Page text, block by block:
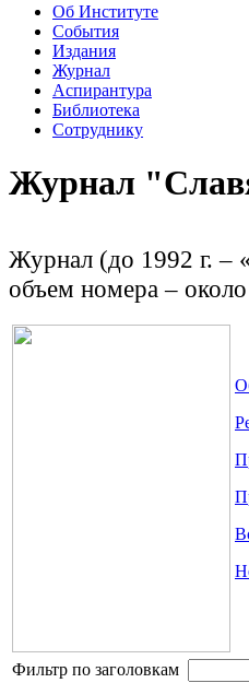
Об Институте
События
Издания
Журнал
Аспирантура
Библиотека
Сотруднику
Журнал
Журнал (до 1992 г. –
объем номера –
Фильтр по заголовкам